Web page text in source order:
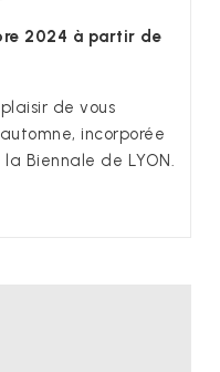
2024 à partir de
de vous
incorporée
Biennale de LYON.